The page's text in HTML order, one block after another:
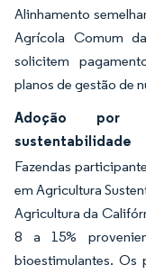
Alinhamento
Agrícola Comum
solicitem
planos de gestão de
Adoção por
sustentabilidade
Fazendas
em Agricultura
Agricultura da
8 a 15%
bioestimulantes. Os